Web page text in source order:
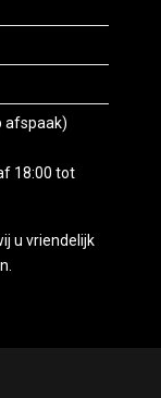
afspaak)
18:00 tot
u vriendelijk